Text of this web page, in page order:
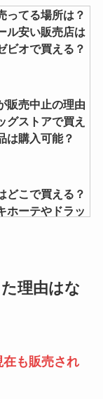
買う？】安い45
！業務スーパ
リアを調査！
はどこで買う？
クロ・イオン・
扱店を調査！
える？通販や販
で売ってる？神
でも買える？
ニューアルって
は100均で売っ
トは？首下げタ
ってる場所は？
ル安い販売店は
ビオで買える？
販売中止の理由
グストアで買え
は購入可能？
どこで買える？
ホーテやドラッ
が販売中止の理
イソーなど
理由はな
在も販売され